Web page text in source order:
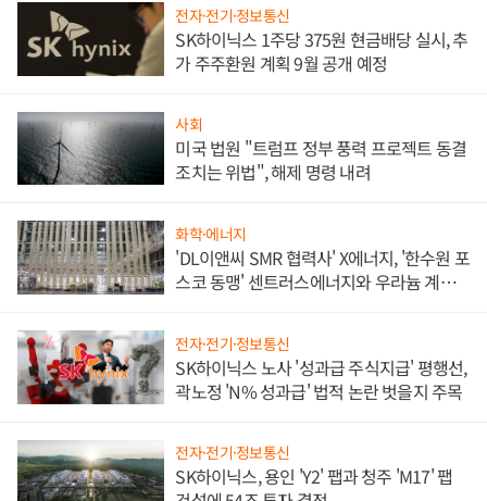
전자·전기·정보통신
SK하이닉스 1주당 375원 현금배당 실시, 추
가 주주환원 계획 9월 공개 예정
사회
미국 법원 "트럼프 정부 풍력 프로젝트 동결
조치는 위법", 해제 명령 내려
화학·에너지
'DL이앤씨 SMR 협력사' X에너지, '한수원 포
스코 동맹' 센트러스에너지와 우라늄 계약
전자·전기·정보통신
SK하이닉스 노사 '성과급 주식지급' 평행선,
곽노정 'N% 성과급' 법적 논란 벗을지 주목
전자·전기·정보통신
SK하이닉스, 용인 'Y2' 팹과 청주 'M17' 팹